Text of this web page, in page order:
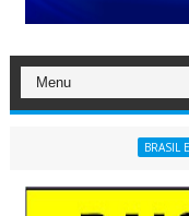
BRASIL E MUNDO